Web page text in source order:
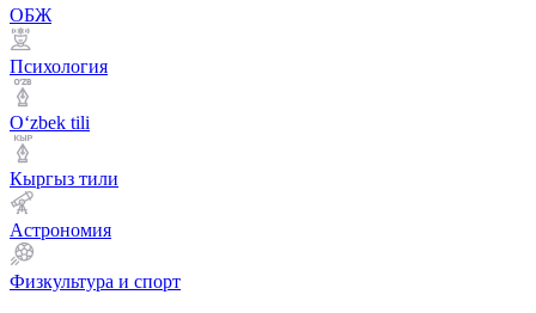
ОБЖ
Психология
Оʻzbek tili
Кыргыз тили
Астрономия
Физкультура и спорт